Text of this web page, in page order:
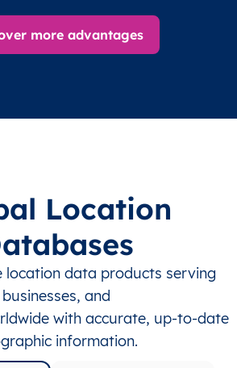
more advantages
Location
location data products serving
businesses, and
with accurate, up-to-date
information.